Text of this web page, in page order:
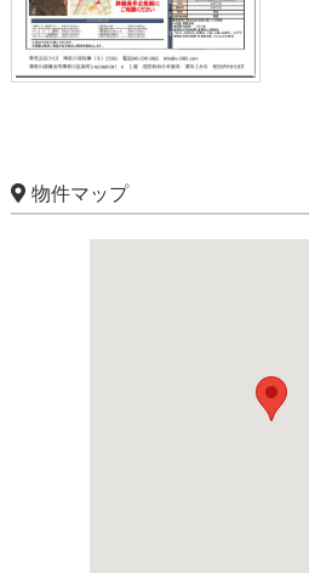
物件マップ